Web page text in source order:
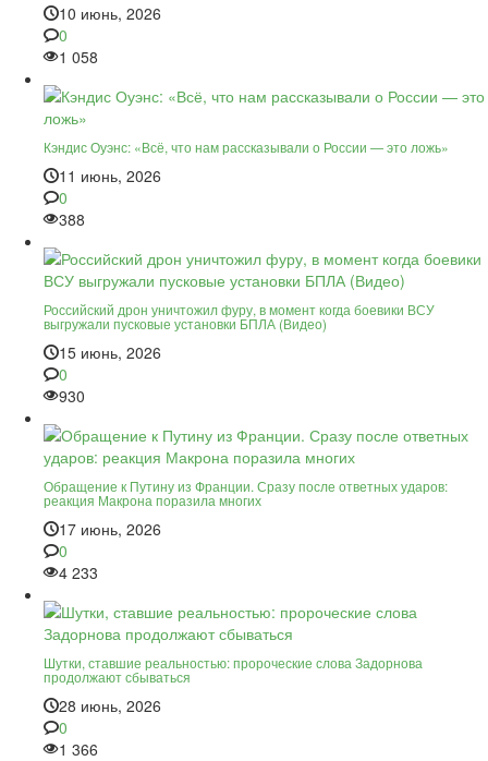
10 июнь, 2026
0
1 058
Кэндис Оуэнс: «Всё, что нам рассказывали о России — это ложь»
11 июнь, 2026
0
388
Российский дрон уничтожил фуру, в момент когда боевики ВСУ
выгружали пусковые установки БПЛА (Видео)
15 июнь, 2026
0
930
Обращение к Путину из Франции. Сразу после ответных ударов:
реакция Макрона поразила многих
17 июнь, 2026
0
4 233
Шутки, ставшие реальностью: пророческие слова Задорнова
продолжают сбываться
28 июнь, 2026
0
1 366